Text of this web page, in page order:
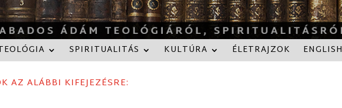
SPIRITUALITÁS KULTÚRA ÉLETRAJZOK ENGLISH
AZ ALÁBBI KIFEJEZÉSRE: